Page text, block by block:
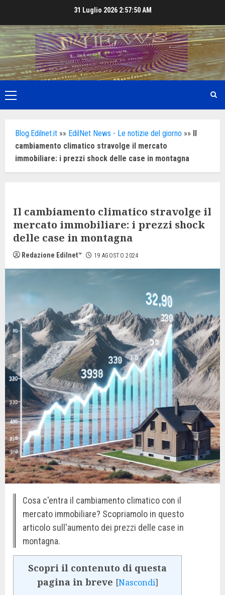
content
31 Luglio 2026 2:57:52 AM
Primary
Menu
Blog.Edilnet.it »» EdilNet News - Le notizie del giorno »» Il
cambiamento climatico stravolge il mercato
immobiliare: i prezzi shock delle case in montagna
Il cambiamento climatico stravolge il
mercato immobiliare: i prezzi shock
delle case in montagna
Redazione Edilnet™ 19 AGOSTO 2024
Cosa c'entra il cambiamento climatico con il
mercato immobiliare? Scopriamolo in questo
articolo sull'aumento dei prezzi delle case in
montagna.
Scopri il contenuto di questa
pagina in breve [Nascondi]